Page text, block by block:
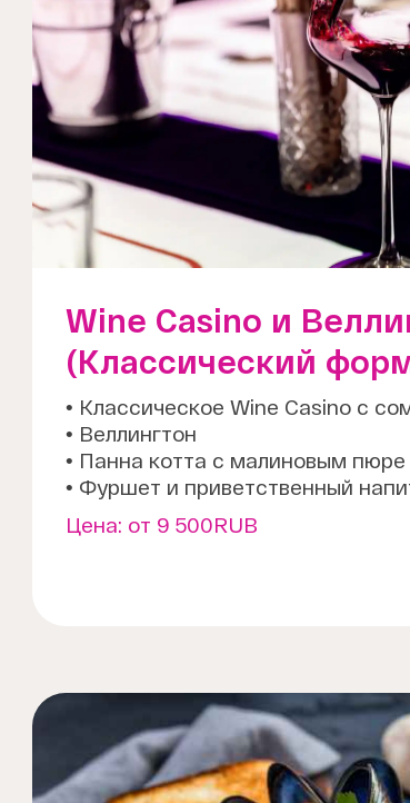
Wine Casino и
(Классический
• Классическое Wine Casino с
• Веллингтон
• Панна котта с малиновым пюре
• Фуршет и приветственный
Цена: от 9 500RUB